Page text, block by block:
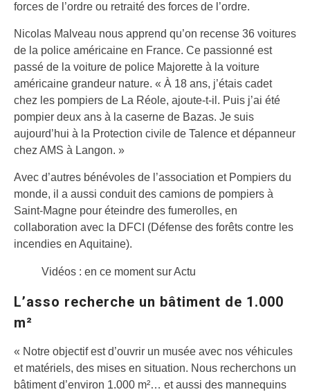
forces de l’ordre ou retraité des forces de l’ordre.
Nicolas Malveau nous apprend qu’on recense 36 voitures
de la police américaine en France. Ce passionné est
passé de la voiture de police Majorette à la voiture
américaine grandeur nature. « À 18 ans, j’étais cadet
chez les pompiers de La Réole, ajoute-t-il. Puis j’ai été
pompier deux ans à la caserne de Bazas. Je suis
aujourd’hui à la Protection civile de Talence et dépanneur
chez AMS à Langon. »
Avec d’autres bénévoles de l’association et Pompiers du
monde, il a aussi conduit des camions de pompiers à
Saint-Magne pour éteindre des fumerolles, en
collaboration avec la DFCI (Défense des forêts contre les
incendies en Aquitaine).
Vidéos : en ce moment sur Actu
L’asso recherche un bâtiment de 1.000
m²
« Notre objectif est d’ouvrir un musée avec nos véhicules
et matériels, des mises en situation. Nous recherchons un
bâtiment d’environ 1.000 m²… et aussi des mannequins